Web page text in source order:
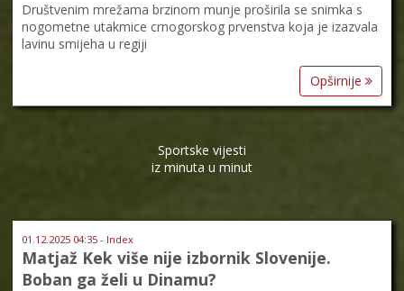
Društvenim mrežama brzinom munje proširila se snimka s
nogometne utakmice crnogorskog prvenstva koja je izazvala
lavinu smijeha u regiji
Opširnije
Sportske vijesti
iz minuta u minut
01.12.2025 04:35 - Index
Matjaž Kek više nije izbornik Slovenije.
Boban ga želi u Dinamu?